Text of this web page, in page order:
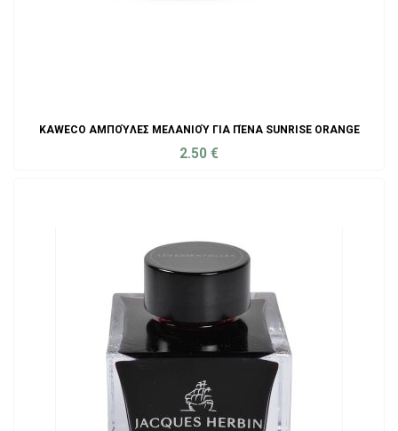
KAWECO ΑΜΠΟΎΛΕΣ ΜΕΛΑΝΙΟΎ ΓΙΑ ΠΈΝΑ SUNRISE ORANGE
2.50 €